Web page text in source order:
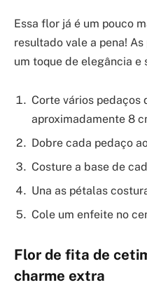
Essa flor já é um pouco
resultado vale a pena!
um toque de elegância e
Corte vários pedaços
aproximadamente 8
Dobre cada pedaço
Costure a base de
Una as pétalas
Cole um enfeite no
Flor de fita de
charme extra